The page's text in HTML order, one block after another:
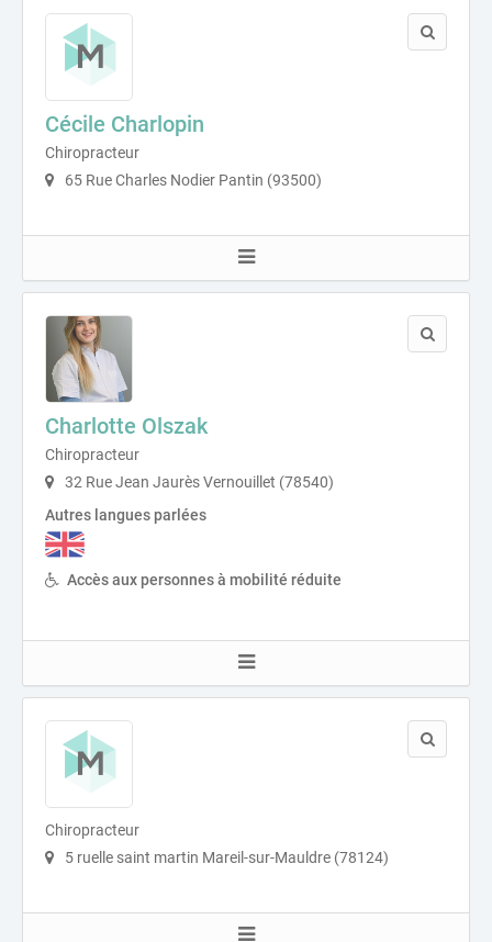
Cécile Charlopin
Chiropracteur
65 Rue Charles Nodier Pantin (93500)
Charlotte Olszak
Chiropracteur
32 Rue Jean Jaurès Vernouillet (78540)
Autres langues parlées
Accès aux personnes à mobilité réduite
Chiropracteur
5 ruelle saint martin Mareil-sur-Mauldre (78124)